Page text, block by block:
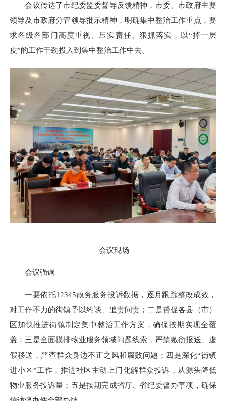
会议传达了市纪委监委督导反馈精神，市委、市政府主要
领导及市政府分管领导批示精神，明确集中整治工作重点，要
求各级各部门高度重视、压实责任、狠抓落实，以“掉一层
皮”的工作干劲投入到集中整治工作中去。
会议现场
会议强调
一要依托12345政务服务投诉数据，逐月跟踪整改成效，
对工作不力的街镇予以约谈、追责问责；二是督促各县（市）
区加快推进街镇制定集中整治工作方案，确保按期实现全覆
盖；三是全面摸排物业服务领域问题线索，严禁敷衍报送、虚
假移送，严查群众身边不正之风和腐败问题；四是深化“街镇
进小区”工作，推进社区主动上门化解群众投诉，从源头降低
物业服务投诉量；五是按期完成省厅、省纪委督办事项，确保